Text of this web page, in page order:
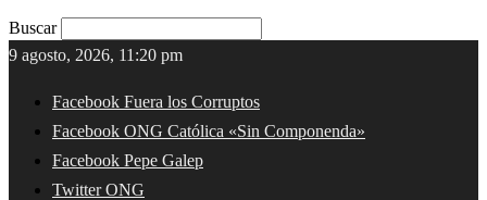
Buscar
9 agosto, 2026, 11:20 pm
Facebook Fuera los Corruptos
Facebook ONG Católica «Sin Componenda»
Facebook Pepe Galep
Twitter ONG